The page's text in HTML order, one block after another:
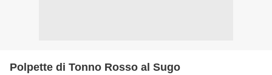
Polpette di Tonno Rosso al Sugo